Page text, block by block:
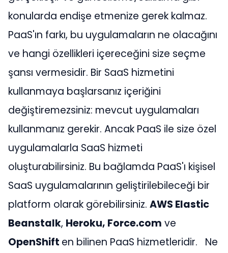
konularda endişe etmenize gerek kalmaz.
PaaS'ın farkı, bu uygulamaların ne olacağını
ve hangi özellikleri içereceğini size seçme
şansı vermesidir. Bir SaaS hizmetini
kullanmaya başlarsanız içeriğini
değiştiremezsiniz: mevcut uygulamaları
kullanmanız gerekir. Ancak PaaS ile size özel
uygulamalarla SaaS hizmeti
oluşturabilirsiniz. Bu bağlamda PaaS'ı kişisel
SaaS uygulamalarının geliştirilebileceği bir
platform olarak görebilirsiniz. AWS Elastic
Beanstalk, Heroku, Force.com ve
OpenShift en bilinen PaaS hizmetleridir.
Ne